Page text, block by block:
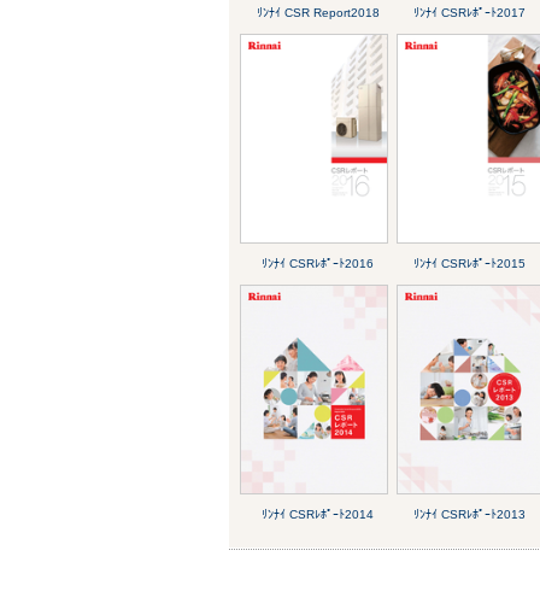
ﾘﾝﾅｲ CSR Report2018 ﾘﾝﾅｲ CSRﾚﾎﾟｰﾄ2017
ﾘﾝﾅｲ CSRﾚﾎﾟｰﾄ2016 ﾘﾝﾅｲ CSRﾚﾎﾟｰﾄ2015
ﾘﾝﾅｲ CSRﾚﾎﾟｰﾄ2014 ﾘﾝﾅｲ CSRﾚﾎﾟｰﾄ2013